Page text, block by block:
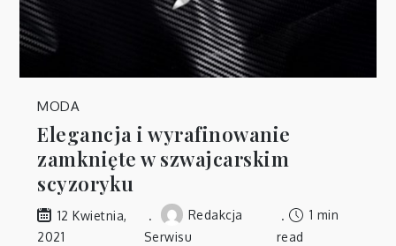
MODA
Elegancja i wyrafinowanie
zamknięte w szwajcarskim
scyzoryku
12 Kwietnia,
2021
Redakcja
Serwisu
1 min
read